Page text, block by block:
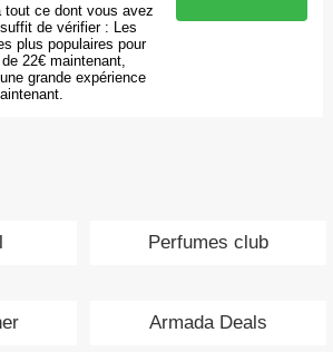
tout ce dont vous avez
de vérifier : Les
plus populaires pour
22€ maintenant,
grande expérience
Perfumes club
Armada Deals